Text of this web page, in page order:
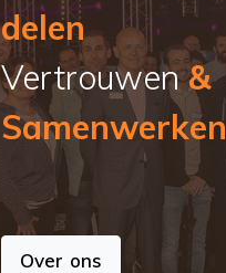
delen
Vertrouwen&
Samenwerken
Over ons